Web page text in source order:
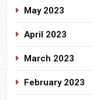
May 2023
April 2023
March 2023
February 2023